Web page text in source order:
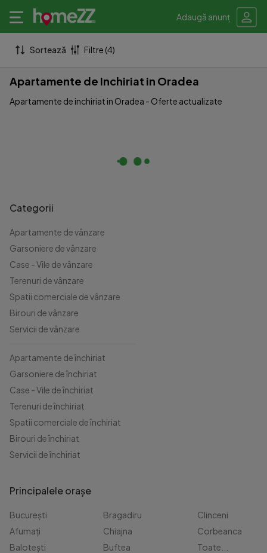
Adaugă anunț
Sortează Filtre (4)
Apartamente de Inchiriat in Oradea
Apartamente de inchiriat in Oradea - Oferte actualizate
Categorii
Apartamente de vânzare
Garsoniere de vânzare
Case - Vile de vânzare
Terenuri de vânzare
Spatii comerciale de vânzare
Birouri de vânzare
Servicii de vânzare
Apartamente de închiriat
Garsoniere de închiriat
Case - Vile de închiriat
Terenuri de închiriat
Spatii comerciale de închiriat
Birouri de închiriat
Servicii de închiriat
Principalele orașe
București
Afumați
Balotești
Bragadiru
Chiajna
Buftea
Clinceni
Corbeanca
Toate...